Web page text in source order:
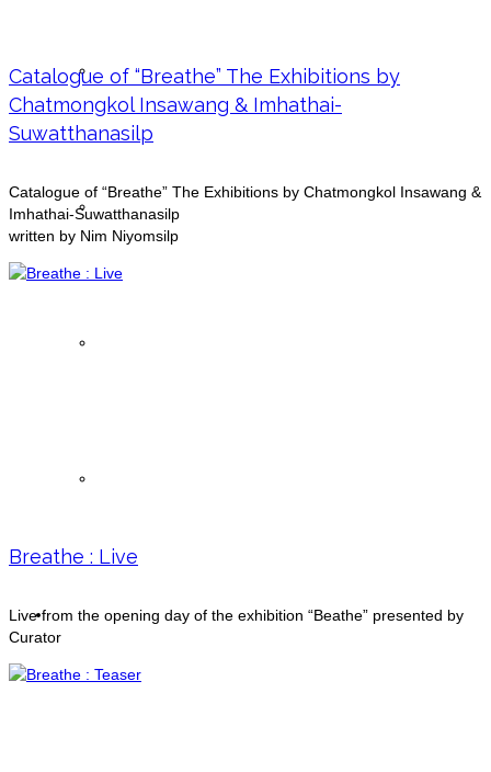
News
Articles
Biography
Catalogue of “Breathe” The Exhibitions by
Chatmongkol Insawang & Imhathai-
Suwatthanasilp
Catalogue of “Breathe” The Exhibitions by Chatmongkol Insawang &
Imhathai-Suwatthanasilp
written by Nim Niyomsilp
Breathe : Live
Live from the opening day of the exhibition “Beathe” presented by
Curator